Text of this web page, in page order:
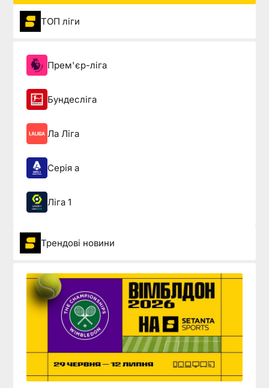
ТОП ліги
Прем'єр-ліга
Бундесліга
Ла Ліга
Серія а
Ліга 1
Трендові новини